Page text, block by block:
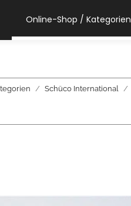
Online-Shop / Kategorien
Schüco International